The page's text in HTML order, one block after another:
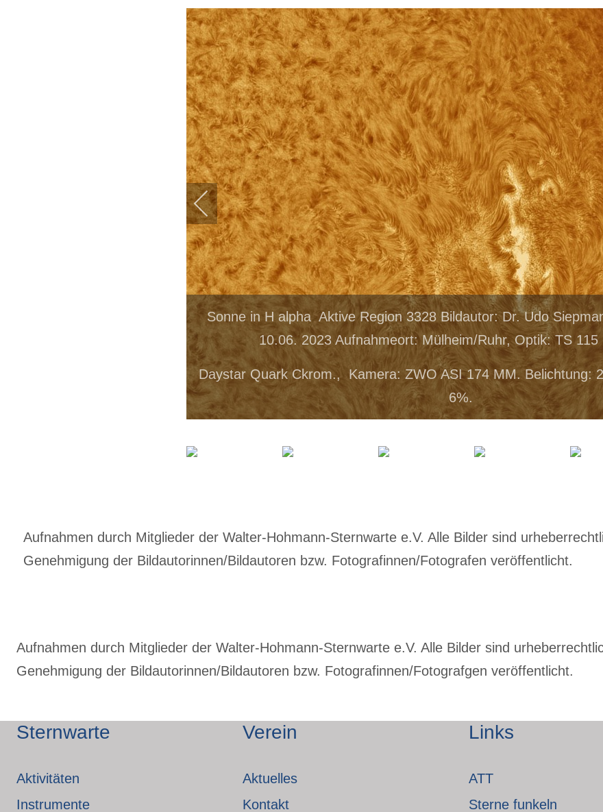
Sonne in H alpha Aktive Region 3328 Bildautor: Dr. Udo
10.06. 2023 Aufnahmeort: Mülheim/Ruhr, Optik: TS 115
Daystar Quark Ckrom., Kamera: ZWO ASI 174 MM. Belichtung:
6%.
Aufnahmen durch Mitglieder der Walter-Hohmann-Sternwarte e.V. Alle Bilder sind
Genehmigung der Bildautorinnen/Bildautoren bzw. Fotografinnen/Fotografen veröffentlicht.
Aufnahmen durch Mitglieder der Walter-Hohmann-Sternwarte e.V. Alle Bilder sind
Genehmigung der Bildautorinnen/Bildautoren bzw. Fotografinnen/Fotografgen veröffentlicht.
Sternwarte
Aktivitäten
Instrumente
Verein
Aktuelles
Kontakt
Links
ATT
Sterne funkeln